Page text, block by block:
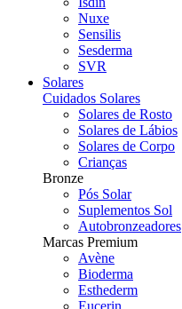
Nuxe
Sensilis
Sesderma
SVR
Solares
Cuidados Solares
Solares de Rosto
Solares de Lábios
Solares de Corpo
Crianças
Bronze
Pós Solar
Suplementos Sol
Autobronzeadores
Marcas Premium
Avène
Bioderma
Esthederm
Eucerin